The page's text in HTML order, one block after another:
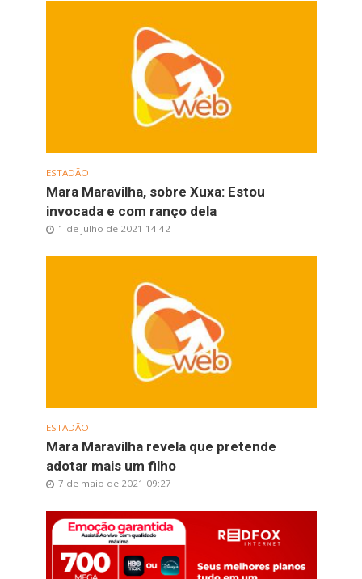
ESTADÃO
Mara Maravilha, sobre Xuxa: Estou
invocada e com ranço dela
1 de julho de 2021 14:42
ESTADÃO
Mara Maravilha revela que pretende
adotar mais um filho
7 de maio de 2021 09:27